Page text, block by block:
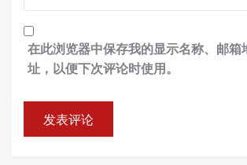
在此浏览器中保存我的显示名称、邮箱
址，以便下次评论时使用。